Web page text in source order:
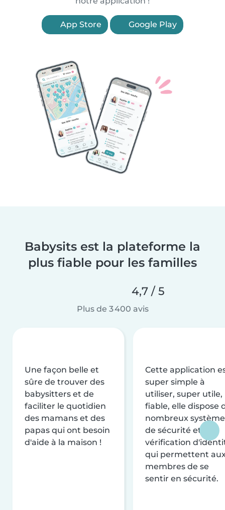
App Store Google Play
Babysits est la plateforme la
plus fiable pour les familles
4,7 / 5
Plus de 3 400 avis
Une façon belle et
sûre de trouver des
babysitters et de
faciliter le quotidien
des mamans et des
papas qui ont besoin
d'aide à la maison !
Cette application
super simple à
utiliser, super utile,
fiable, elle dispose
nombreux
de sécurité et de
vérification
qui permettent
membres de se
sentir en sécurité.